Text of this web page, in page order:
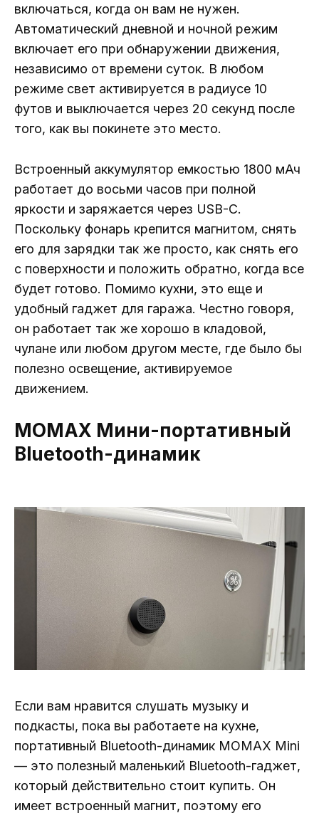
включаться, когда он вам не нужен.
Автоматический дневной и ночной режим
включает его при обнаружении движения,
независимо от времени суток. В любом
режиме свет активируется в радиусе 10
футов и выключается через 20 секунд после
того, как вы покинете это место.
Встроенный аккумулятор емкостью 1800 мАч
работает до восьми часов при полной
яркости и заряжается через USB-C.
Поскольку фонарь крепится магнитом, снять
его для зарядки так же просто, как снять его
с поверхности и положить обратно, когда все
будет готово. Помимо кухни, это еще и
удобный гаджет для гаража. Честно говоря,
он работает так же хорошо в кладовой,
чулане или любом другом месте, где было бы
полезно освещение, активируемое
движением.
MOMAX Мини-портативный
Bluetooth-динамик
Если вам нравится слушать музыку и
подкасты, пока вы работаете на кухне,
портативный Bluetooth-динамик MOMAX Mini
— это полезный маленький Bluetooth-гаджет,
который действительно стоит купить. Он
имеет встроенный магнит, поэтому его